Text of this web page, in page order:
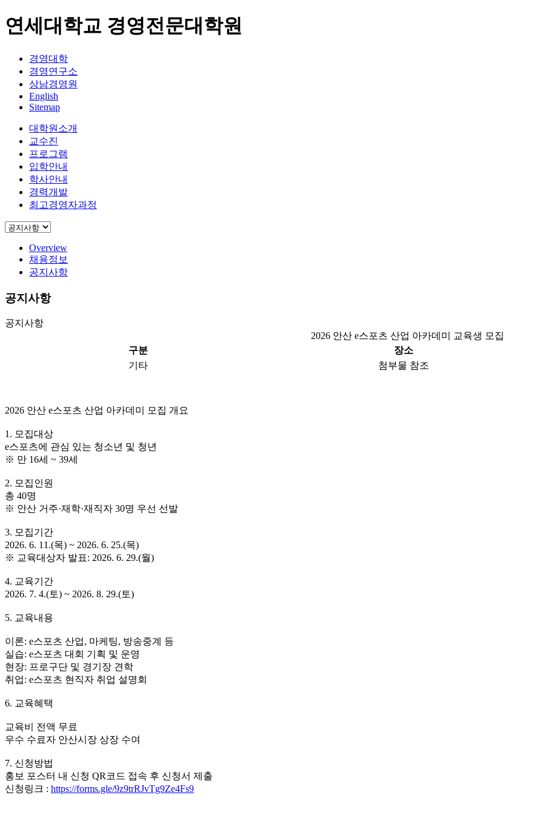
연세대학교 경영전문대학원
경영대학
경영연구소
상남경영원
English
Sitemap
대학원소개
교수진
프로그램
입학안내
학사안내
경력개발
최고경영자과정
Overview
채용정보
공지사항
공지사항
공지사항
2026 안산 e스포츠 산업 아카데미 교육생 모집
구분
장소
기타
첨부물 참조
2026 안산 e스포츠 산업 아카데미 모집 개요
1. 모집대상
e스포츠에 관심 있는 청소년 및 청년
※ 만 16세 ~ 39세
2. 모집인원
총 40명
※ 안산 거주·재학·재직자 30명 우선 선발
3. 모집기간
2026. 6. 11.(목) ~ 2026. 6. 25.(목)
※ 교육대상자 발표: 2026. 6. 29.(월)
4. 교육기간
2026. 7. 4.(토) ~ 2026. 8. 29.(토)
5. 교육내용
이론: e스포츠 산업, 마케팅, 방송중계 등
실습: e스포츠 대회 기획 및 운영
현장: 프로구단 및 경기장 견학
취업: e스포츠 현직자 취업 설명회
6. 교육혜택
교육비 전액 무료
우수 수료자 안산시장 상장 수여
7. 신청방법
홍보 포스터 내 신청 QR코드 접속 후 신청서 제출
신청링크 : https://forms.gle/9z9trRJvTg9Ze4Fs9